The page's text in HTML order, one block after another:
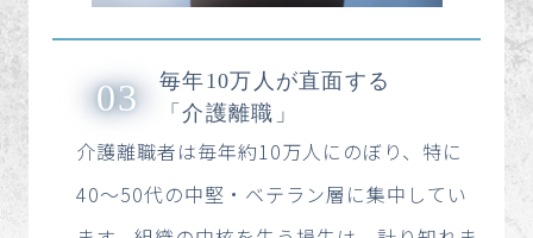
03
毎年10万人が直面する
「介護離職」
介護離職者は毎年約10万人にのぼり、特に
40〜50代の中堅・ベテラン層に集中してい